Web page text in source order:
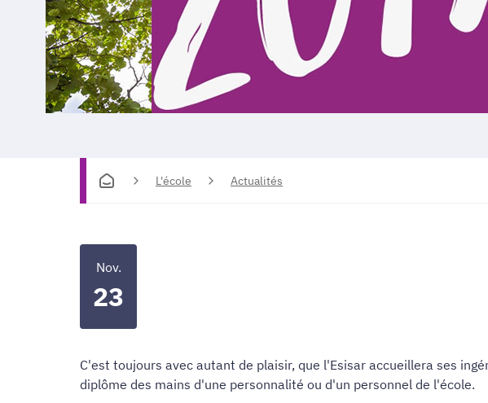
L'école Actualités
Nov.
23
C'est toujours avec autant de plaisir, que l'Esisar accueillera ses
diplôme des mains d'une personnalité ou d'un personnel de l'école.